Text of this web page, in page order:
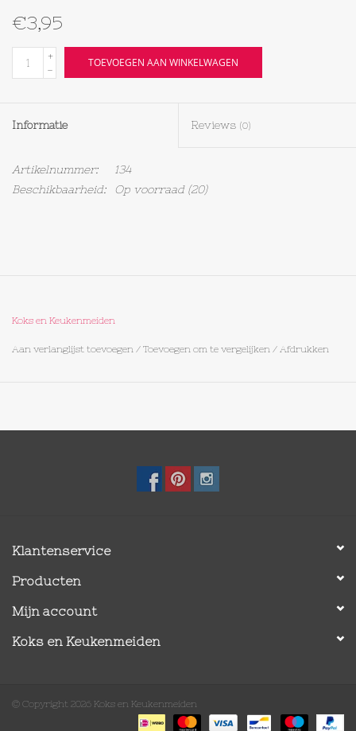
Textiel
Olieflessen
€3,95
+
-
TOEVOEGEN AAN WINKELWAGEN
Informatie Reviews (0)
Artikelnummer:
134
Beschikbaarheid:
Op voorraad(20)
Koks en Keukenmeiden
Aan verlanglijst toevoegen / Toevoegen om te vergelijken / Afdrukken
Klantenservice
Producten
Mijn account
Koks en Keukenmeiden
© Copyright 2026 Koks en Keukenmeiden